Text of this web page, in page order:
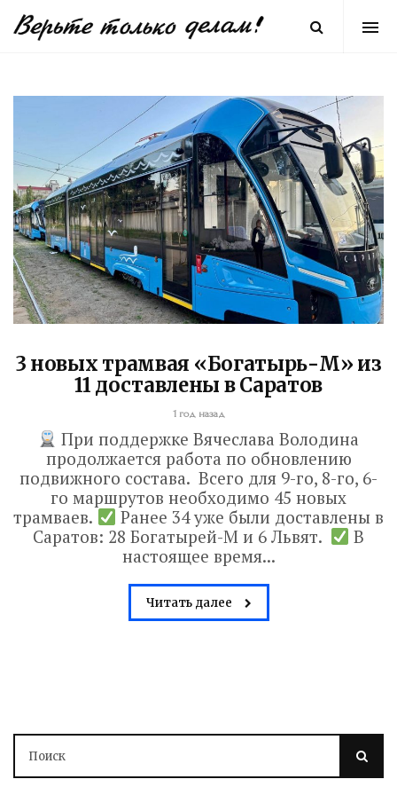
3 новых трамвая «Богатырь-М» из
11 доставлены в Саратов
1 год назад
При поддержке Вячеслава Володина
продолжается работа по обновлению
подвижного состава. Всего для 9-го, 8-го, 6-
го маршрутов необходимо 45 новых
трамваев.
Ранее 34 уже были доставлены в
Саратов: 28 Богатырей-М и 6 Львят.
В
настоящее время...
Читать далее